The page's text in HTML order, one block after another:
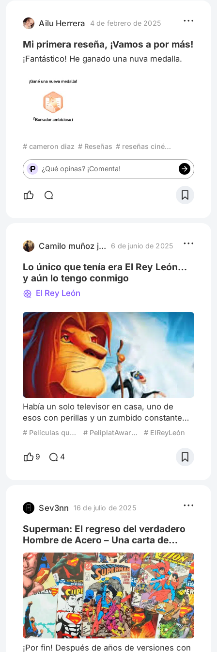
razon de porque los Cazadores de Sombr
Ailu Herrera 4 de febrero de 2025
Mi primera reseña, ¡Vamos a por más!
¡Fantástico! He ganado una nuva medalla.
# cameron diaz # Reseñas # reseñas cinéfilas
¿Qué opinas? ¡Comenta!
Camilo muñoz jaramillo 6 de junio de 2025
Lo único que tenía era El Rey León…
y aún lo tengo conmigo
El Rey León
Había un solo televisor en casa, uno de
esos con perillas y un zumbido constante
que acompañaba el silencio del cuarto. A
mis seis años, no existía Netflix, ni cable, ni
mucho menos variedad: solo un viejo
reproductor de VHS y una película repetida
personajes. Me sab
# Películas que entendí al crecer # PeliplatAwards2025 # ElReyLeón
9 4
Sev3nn 16 de julio de 2025
Superman: El regreso del verdadero
Hombre de Acero – Una carta de
amor a los cómics
¡Por fin! Después de años de versiones con